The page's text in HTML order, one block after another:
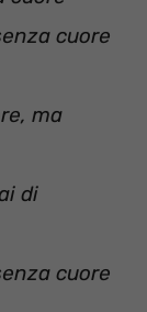
cuore
ma
di
cuore